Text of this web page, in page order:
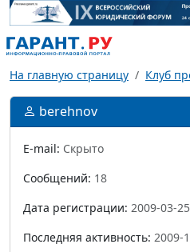
На главную страницу Клуб
berehnov
E-mail: Скрыто
Сообщений: 18
Дата регистрации: 2009-03-
Последняя активность: 2009-